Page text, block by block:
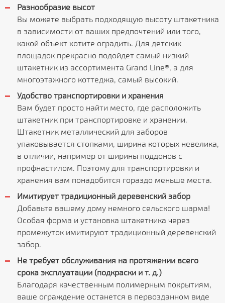
Разнообразие высот
Вы можете выбрать подходящую высоту штакетника
в зависимости от ваших предпочтений или того,
какой объект хотите оградить. Для детских
площадок прекрасно подойдет самый низкий
штакетник из ассортимента Grand Line®, а для
многоэтажного коттеджа, самый высокий.
Удобство транспортировки и хранения
Вам будет просто найти место, где расположить
штакетник при транспортировке и хранении.
Штакетник металлический для заборов
упаковывается стопками, ширина которых невелика,
в отличии, например от ширины поддонов с
профнастилом. Поэтому для транспортировки и
хранения вам понадобится гораздо меньше места.
Имитирует традиционный деревенский забор
Добавьте вашему дому немного сельского шарма!
Особая форма и установка штакетника через
промежуток имитируют традиционный деревенский
забор.
Не требует обслуживания на протяжении всего
срока эксплуатации (подкраски и т. д.)
Благодаря качественным полимерным покрытиям,
ваше ограждение останется в первозданном виде